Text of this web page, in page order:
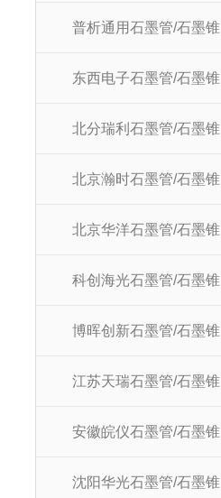
普析通用石墨管/石墨锥
东西电子石墨管/石墨锥
北分瑞利石墨管/石墨锥
北京瀚时石墨管/石墨锥
北京华洋石墨管/石墨锥
科创海光石墨管/石墨锥
博晖创新石墨管/石墨锥
江苏天瑞石墨管/石墨锥
安徽皖仪石墨管/石墨锥
沈阳华光石墨管/石墨锥